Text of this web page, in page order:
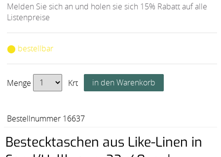
Melden Sie sich an und holen sie sich 15% Rabatt auf alle
Listenpreise
⬤ bestellbar
Menge Krt
Bestellnummer 16637
Bestecktaschen aus Like-Linen in